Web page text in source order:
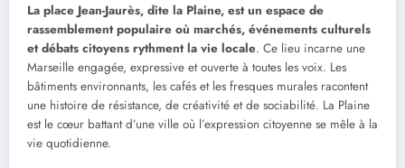
La place Jean-Jaurès, dite la Plaine, est un espace de
rassemblement populaire où marchés, événements culturels
et débats citoyens rythment la vie locale. Ce lieu incarne une
Marseille engagée, expressive et ouverte à toutes les voix. Les
bâtiments environnants, les cafés et les fresques murales racontent
une histoire de résistance, de créativité et de sociabilité. La Plaine
est le cœur battant d’une ville où l’expression citoyenne se mêle à la
vie quotidienne.